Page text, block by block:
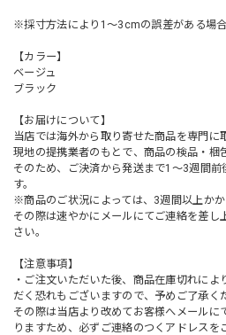
※採寸方法により1～3cmの誤差がある場合
【カラー】
ベージュ
ブラック
【お届けについて】
当店では海外から取り寄せた商品を専門に
現地の提携業者のもとで、商品の検品・梱
そのため、ご決済から発送まで1～3週間
す。
※商品のご状況によっては、3週間以上かか
その際は速やかにメールにてご連絡を差し
さい。
【注意事項】
・ご注文いただいた後、商品在庫切れに
だく恐れもございますので、予めご了承く
その際は当店より改めてお客様へメールに
りますため、必ずご連絡のつくアドレスを